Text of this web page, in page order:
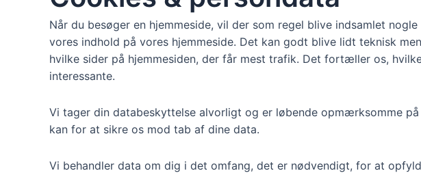
Når du besøger en hjemmeside, vil der som regel blive indsamlet
vores indhold på vores hjemmeside. Det kan godt blive lidt teknisk
hvilke sider på hjemmesiden, der får mest trafik. Det fortæller os,
interessante.
Vi tager din databeskyttelse alvorligt og er løbende opmærksomme
kan for at sikre os mod tab af dine data.
Vi behandler data om dig i det omfang, det er nødvendigt, for at